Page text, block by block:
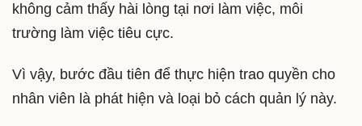
không cảm thấy hài lòng tại nơi làm việc, môi
trường làm việc tiêu cực.
Vì vậy, bước đầu tiên để thực hiện trao quyền cho
nhân viên là phát hiện và loại bỏ cách quản lý này.